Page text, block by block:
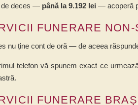
de deces — până la 9.192 lei — acoperă
FUNERARE
nu ține cont de oră — de aceea
telefon vă spunem exact ce
FUNERARE